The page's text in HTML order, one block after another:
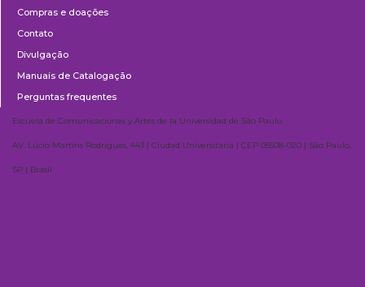
Compras e doações
Contato
Divulgação
Manuais de Catalogação
Perguntas frequentes
Escuela de Comunicaciones y Artes de la Universidad de São Paulo
AV. Lúcio Martins Rodrigues, 443 | Ciudad Universitaria | CEP 05508-020 | São Paulo,
SP | Brasil